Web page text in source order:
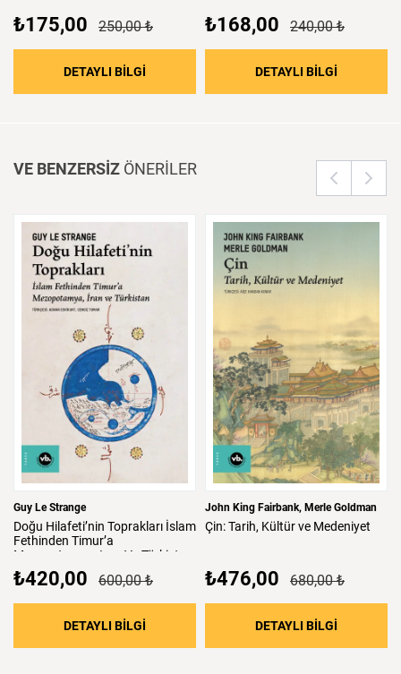
₺175,00 250,00 ₺
DETAYLI BİLGİ : Kütüphane: Hepsi ve Çok Daha Fazlası!
₺168,00 240,00 ₺
DETAYLI BİLGİ
VE BENZERSİZ ÖNERİLER
Guy Le Strange
Doğu Hilafeti’nin Toprakları İslam
Fethinden Timur’a
Mezopotamya,
Iran Ve Türkistan
₺420,00 600,00 ₺
DETAYLI BİLGİ : Doğu Hilafeti’nin Toprakları İslam
John King Fairbank Merle Goldman
Çin:Tarih, Kültürve Medeniyet
₺476,00 680,00 ₺
DETAYLI BİLGİ